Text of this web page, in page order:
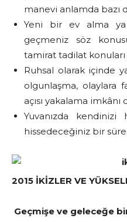
manevi anlamda bazı
Yeni bir ev alma
geçmeniz söz
tamirat tadilat
Ruhsal olarak içinde
olgunlaşma, olaylara
açısı yakalama
Yuvanızda
hissedeceğiniz bir
2015 İKİZLER VE
Geçmişe ve geleceğe